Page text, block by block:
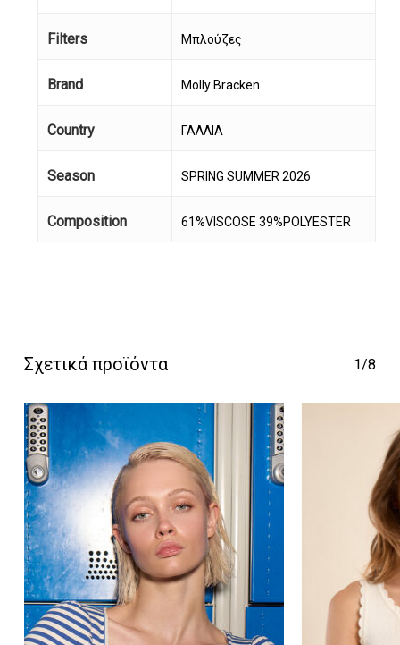
Κανένα προϊόν στο
Filters Μπλούζες
Brand Molly Bracken
Country ΓΑΛΛΙΑ
Season SPRING SUMMER 2026
Composition 61%VISCOSE 39%POLYESTER
Σχετικά προϊόντα 1/8